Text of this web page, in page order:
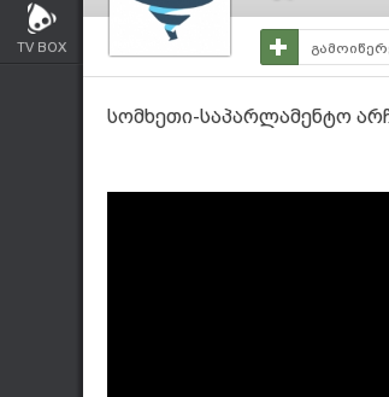
TV BOX
სომხეთი-საპარლამენტო